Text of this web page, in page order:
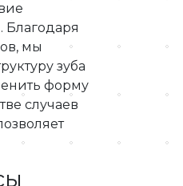
Благодаря
мы
зуба
форму
случаев